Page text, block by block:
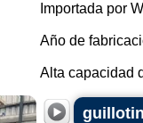
Importada por
Año de
Alta capacidad